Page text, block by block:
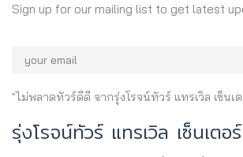
Sign up for our mailing list to get latest
"ไม่พลาดทัวร์ดีดี จากรุ่งโรจน์ทัวร์ แทรเวิล เซ็นเ
รุ่งโรจน์ทัวร์ แทรเวิล เซ็นเตอร์